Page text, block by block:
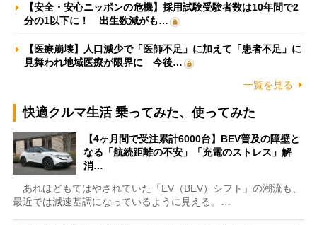
【安全・安心ニッポンの危機】採用試験受験者数は10年間で2
分の1以下に！ 出生数減がも…
【医療崩壊】人口減少で「医師不足」に加えて「患者不足」に
見舞われ地域医療が限界に 今後…
一覧を見る
快適クルマ生活 乗ってみた、使ってみた
【4ヶ月間で受注累計6000台】BEV普及の障壁と
なる「航続距離の不安」「充電のストレス」解
消…
あれほどもてはやされていた「EV（BEV）シフト」の潮流も、
最近では減速基調になっているように見える。…